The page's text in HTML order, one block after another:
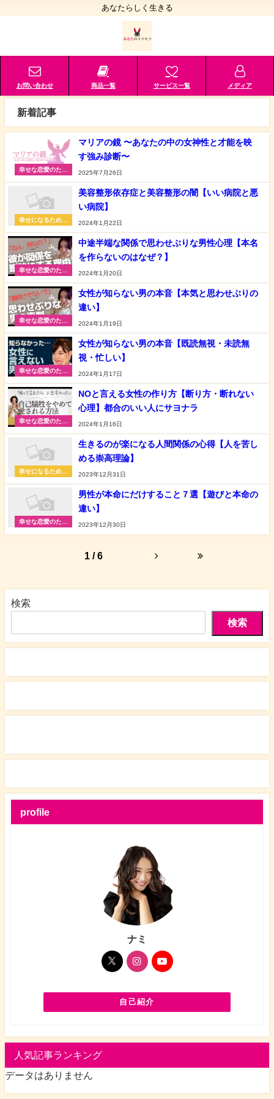
あなたらしく生きる
お問い合わせ 商品一覧 サービス一覧 メディア
新着記事
幸せな恋愛のため
マリアの鏡 〜あなたの中の女神性と才能を映
す強み診断〜
2025年7月26日
幸せになるための
美容整形依存症と美容整形の闇【いい病院と悪
い病院】
2024年1月22日
幸せな恋愛のため
中途半端な関係で思わせぶりな男性心理【本名
を作らないのはなぜ？】
2024年1月20日
幸せな恋愛のため
女性が知らない男の本音【本気と思わせぶりの
違い】
2024年1月19日
幸せな恋愛のため
女性が知らない男の本音【既読無視・未読無
視・忙しい】
2024年1月17日
幸せな恋愛のため
NOと言える女性の作り方【断り方・断れない
心理】都合のいい人にサヨナラ
2024年1月16日
幸せになるための
生きるのが楽になる人間関係の心得【人を苦し
める崇高理論】
2023年12月31日
幸せな恋愛のため
男性が本命にだけすること７選【遊びと本命の
違い】
2023年12月30日
1 / 6
検索
検索
profile
ナミ
自己紹介
人気記事ランキング
データはありません